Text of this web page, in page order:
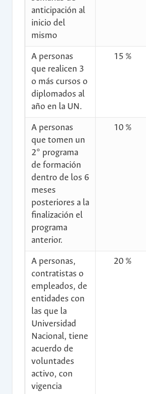
anticipación al
inicio del
mismo
A personas
que realicen 3
o más cursos o
diplomados al
año en la UN.
15 %
A personas
que tomen un
2° programa
de formación
dentro de los 6
meses
posteriores a la
finalización el
programa
anterior.
10 %
A personas,
contratistas o
empleados, de
entidades con
las que la
Universidad
Nacional, tiene
acuerdo de
voluntades
activo, con
vigencia
20 %